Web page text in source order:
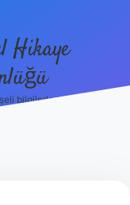
Hikaye
bilgilerle tanış!